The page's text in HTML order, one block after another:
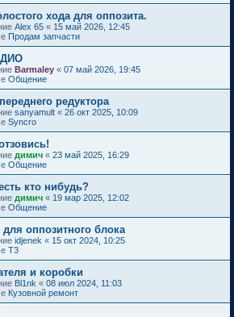
хода для оппозита.
Alex 65 « 15 май 2026, 12:45
Продам запчасти
Barmaley « 07 май 2026, 19:45
Общение
редуктора
sanyamult « 26 окт 2025, 10:09
Syncro
димич « 23 май 2025, 16:29
Общение
кто нибудь?
димич « 19 мар 2025, 12:02
Общение
оппозитного блока
idjenek « 15 окт 2024, 10:25
T3
и коробки
Bl1nk « 08 июл 2024, 11:03
Кузовной ремонт